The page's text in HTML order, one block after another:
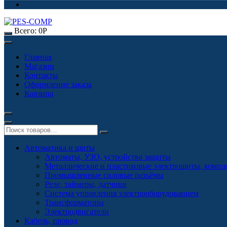
Всего: 0Р
Главная
Магазин
Контакты
Оформление заказа
Корзина
Автоматика и щиты
Автоматы, УЗО, устройства защиты
Металлические и пластиковые электрощиты,
Промышленные силовые разъёмы
Реле, таймеры, датчики
Система управления электрооборудованием
Трансформаторы
Электродвигатели
Кабель, провод